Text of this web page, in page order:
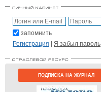
запомнить
Регистрация | Я забыл пароль
ПОДПИСКА НА ЖУРНАЛ